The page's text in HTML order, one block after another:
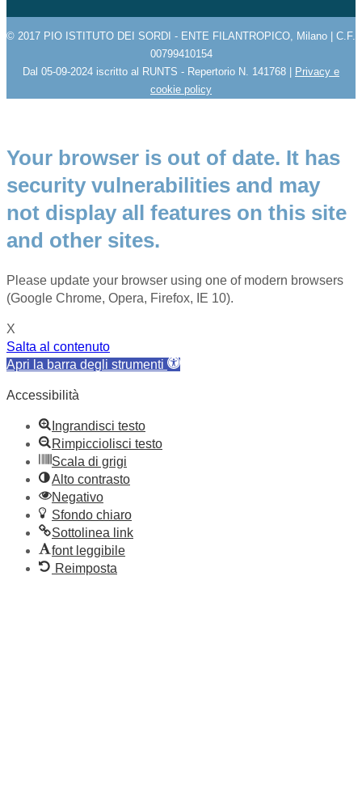
© 2017 PIO ISTITUTO DEI SORDI - ENTE FILANTROPICO, Milano | C.F.
00799410154
Dal 05-09-2024 iscritto al RUNTS - Repertorio N. 141768 | Privacy e
cookie policy
Your browser is out of date. It has
security vulnerabilities and may
not display all features on this site
and other sites.
Please update your browser using one of modern browsers
(Google Chrome, Opera, Firefox, IE 10).
X
Salta al contenuto
Apri la barra degli strumenti
Accessibilità
Ingrandisci testo
Rimpicciolisci testo
Scala di grigi
Alto contrasto
Negativo
Sfondo chiaro
Sottolinea link
font leggibile
Reimposta